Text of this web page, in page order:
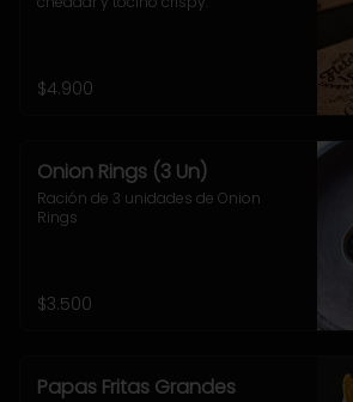
$4.900
Onion Rings (3 Un)
Ración de 3 unidades de Onion
Rings
$3.500
Papas Fritas Grandes